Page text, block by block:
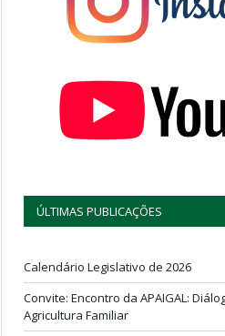
ÚLTIMAS PUBLICAÇÕES
Calendário Legislativo de 2026
Convite: Encontro da APAIGAL:
Agricultura Familiar